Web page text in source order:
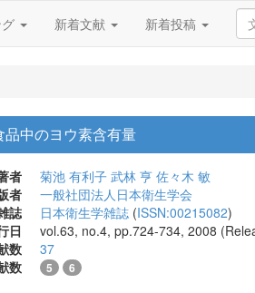
新着文献 新着投稿
中のヨウ素含有量
者 菊池 有利子 武林 亨 佐々木 敏
者
一般社団法人日本衛生学会
誌
日本衛生学雑誌 (ISSN:00215082)
日
vol.63, no.4, pp.724-734, 2008
数
37
数
5 6